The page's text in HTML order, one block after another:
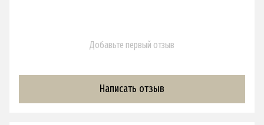
Добавьте первый отзыв
Написать отзыв